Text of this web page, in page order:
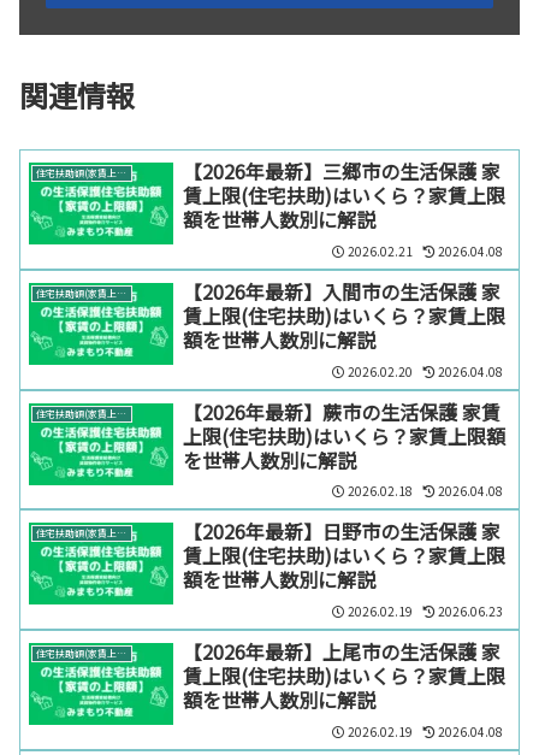
関連情報
住宅扶助額(家賃上限)【エリア別】
【2026年最新】三郷市の生活保護 家
賃上限(住宅扶助)はいくら？家賃上限
額を世帯人数別に解説
2026.02.21 2026.04.08
住宅扶助額(家賃上限)【エリア別】
【2026年最新】入間市の生活保護 家
賃上限(住宅扶助)はいくら？家賃上限
額を世帯人数別に解説
2026.02.20 2026.04.08
住宅扶助額(家賃上限)【エリア別】
【2026年最新】蕨市の生活保護 家賃
上限(住宅扶助)はいくら？家賃上限額
を世帯人数別に解説
2026.02.18 2026.04.08
住宅扶助額(家賃上限)【エリア別】
【2026年最新】日野市の生活保護 家
賃上限(住宅扶助)はいくら？家賃上限
額を世帯人数別に解説
2026.02.19 2026.06.23
住宅扶助額(家賃上限)【エリア別】
【2026年最新】上尾市の生活保護 家
賃上限(住宅扶助)はいくら？家賃上限
額を世帯人数別に解説
2026.02.19 2026.04.08